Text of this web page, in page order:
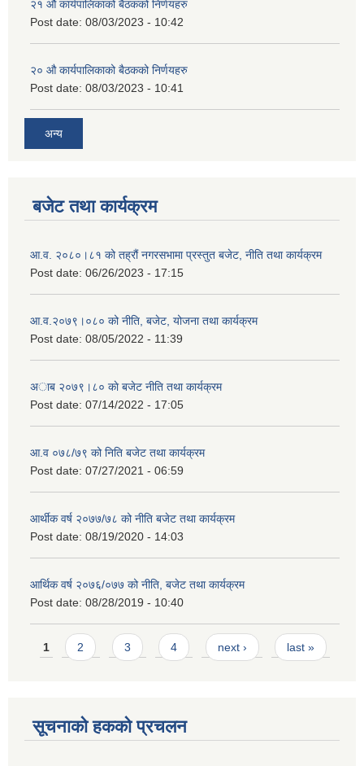
२‍१ औ कार्यपालिकाको बैठकको निर्णयहरु
Post date: 08/03/2023 - 10:42
२‍० औ कार्यपालिकाको बैठकको निर्णयहरु
Post date: 08/03/2023 - 10:41
अन्य
बजेट तथा कार्यक्रम
आ.व. २०८०।८१ को तह्रौं नगरसभामा प्रस्तुत बजेट, नीति तथा कार्यक्रम
Post date: 06/26/2023 - 17:15
आ.व.२०७९।०८० को नीति, बजेट, योजना तथा कार्यक्रम
Post date: 08/05/2022 - 11:39
अाब २०७९।८० काे बजेट नीति तथा कार्यक्रम
Post date: 07/14/2022 - 17:05
आ.व ०७८/७९ को निति बजेट तथा कार्यक्रम
Post date: 07/27/2021 - 06:59
आर्थीक वर्ष २०७७/७८ को नीति बजेट तथा कार्यक्रम
Post date: 08/19/2020 - 14:03
आर्थिक वर्ष २०७६/०७७ को नीति, बजेट तथा कार्यक्रम
Post date: 08/28/2019 - 10:40
Pages
1 2 3 4 next › last »
सूचनाको हकको प्रचलन